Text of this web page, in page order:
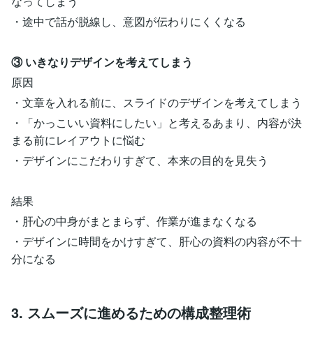
・途中で話が脱線し、意図が伝わりにくくなる
③ いきなりデザインを考えてしまう
原因
・文章を入れる前に、スライドのデザインを考えてしまう
・「かっこいい資料にしたい」と考えるあまり、内容が決
まる前にレイアウトに悩む
・デザインにこだわりすぎて、本来の目的を見失う
結果
・肝心の中身がまとまらず、作業が進まなくなる
・デザインに時間をかけすぎて、肝心の資料の内容が不十
分になる
3. スムーズに進めるための構成整理術